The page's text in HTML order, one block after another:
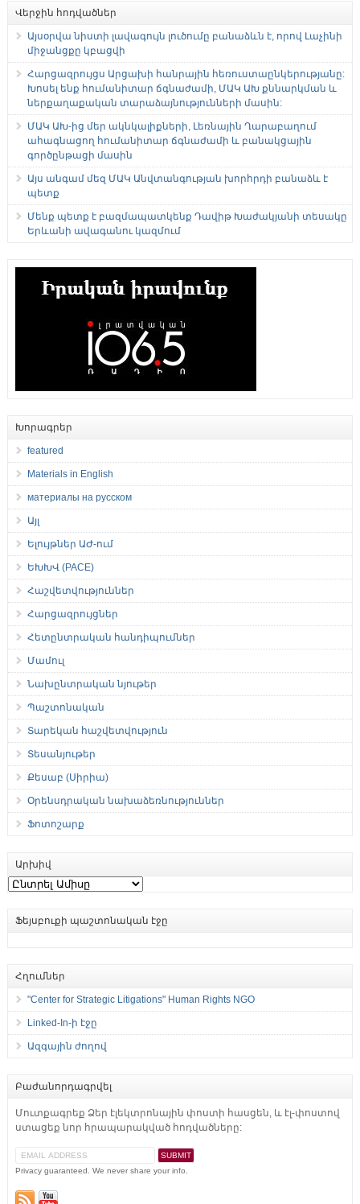
Վերջին հոդվածներ
Այսօրվա նիստի լավագույն լուծումը բանաձևն է, որով Լաչինի
միջանցքը կբացվի
Հարցազրույցս Արցախի հանրային հեռուստաընկերությանը:
Խոսել ենք հումանիտար ճգնաժամի, ՄԱԿ ԱԽ քննարկման և
ներքաղաքական տարաձայնությունների մասին:
ՄԱԿ ԱԽ-ից մեր ակնկալիքների, Լեռնային Ղարաբաղում
ահագնացող հումանիտար ճգնաժամի և բանակցային
գործընթացի մասին
Այս անգամ մեզ ՄԱԿ Անվտանգության խորհրդի բանաձև է
պետք
Մենք պետք է բազմապատկենք Դավիթ Խաժակյանի տեսակը
Երևանի ավագանու կազմում
Խորագրեր
featured
Materials in English
материалы на русском
Այլ
Ելույթներ ԱԺ-ում
ԵԽԽՎ (PACE)
Հաշվետվություններ
Հարցազրույցներ
Հետընտրական հանդիպումներ
Մամուլ
Նախընտրական նյութեր
Պաշտոնական
Տարեկան հաշվետվություն
Տեսանյութեր
Քեսաբ (Սիրիա)
Օրենսդրական նախաձեռնություններ
Ֆոտոշարք
Արխիվ
Արխիվ
Ֆեյսբուքի պաշտոնական էջը
Հղումներ
"Center for Strategic Litigations" Human Rights NGO
Linked-In-ի էջը
Ազգային ժողով
Բաժանորդագրվել
Մուտքագրեք Ձեր էլեկտրոնային փոստի հասցեն, և էլ-փոստով
ստացեք նոր հրապարակված հոդվածները:
Privacy guaranteed. We never share your info.